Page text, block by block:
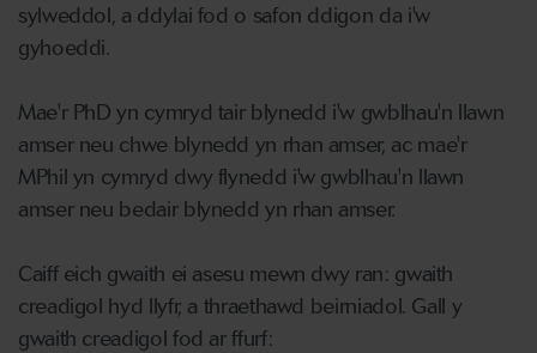
sylweddol, a ddylai fod o safon ddigon da i'w
gyhoeddi.
Mae'r PhD yn cymryd tair blynedd i'w gwblhau'n llawn
amser neu chwe blynedd yn rhan amser, ac mae'r
MPhil yn cymryd dwy flynedd i'w gwblhau'n llawn
amser neu bedair blynedd yn rhan amser.
Caiff eich gwaith ei asesu mewn dwy ran: gwaith
creadigol hyd llyfr, a thraethawd beirniadol. Gall y
gwaith creadigol fod ar ffurf: